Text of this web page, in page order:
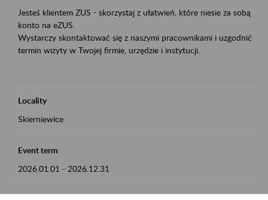
Jesteś klientem ZUS - skorzystaj z ułatwień, które niesie za sobą
konto na eZUS.
Wystarczy skontaktować się z naszymi pracownikami i uzgodnić
termin wizyty w Twojej firmie, urzędzie i instytucji.
Locality
Skierniewice
Event term
2026.01.01 - 2026.12.31